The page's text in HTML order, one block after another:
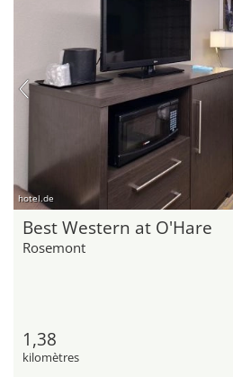
hotel.de
Best Western at O'Hare
Rosemont
1,38
kilomètres